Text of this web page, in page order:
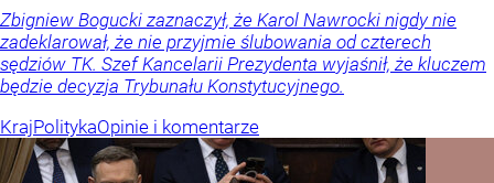
Zbigniew Bogucki zaznaczył, że Karol Nawrocki nigdy nie
zadeklarował, że nie przyjmie ślubowania od czterech
sędziów TK. Szef Kancelarii Prezydenta wyjaśnił, że kluczem
będzie decyzja Trybunału Konstytucyjnego.
KrajPolitykaOpinie i komentarze